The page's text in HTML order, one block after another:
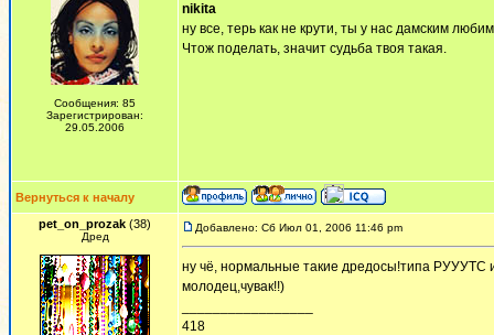
Сообщения: 85
Зарегистрирован:
29.05.2006
nikita
ну все, терь как не крути, ты у нас дамским
Чтож поделать, значит судьба твоя такая.
Вернуться к началу
pet_on_prozak (38)
Дред
Добавлено: Сб Июл 01, 2006 11:46 pm
ну чё, нормальные такие дредосы!типа РУУУТС
молодец,чувак!!)
418